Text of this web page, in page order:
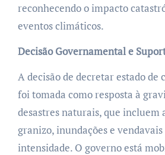
reconhecendo o impacto
eventos climáticos.
Decisão Governamental e
A decisão de decretar estado de
foi tomada como resposta à
desastres naturais, que incluem
granizo, inundações e
intensidade. O governo está